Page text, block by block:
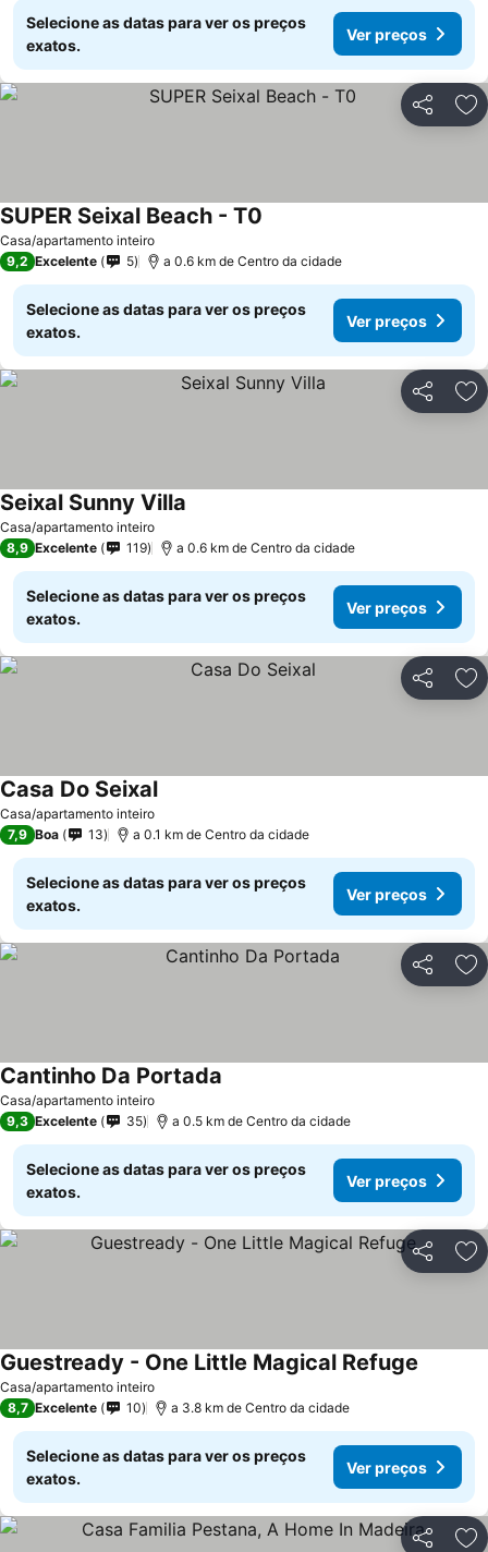
Selecione as datas para ver os preços
exatos.
Ver preços
Partilhar
Casa/apartamento inteiro
SUPER Seixal Beach - T0
9,2 Excelente 5 a 0.6 km de Centro da cidade
Selecione as datas para ver os preços
exatos.
Ver preços
Partilhar
Casa/apartamento inteiro
Seixal Sunny Villa
8,9 Excelente 119 a 0.6 km de Centro da cidade
Selecione as datas para ver os preços
exatos.
Ver preços
Partilhar
Casa/apartamento inteiro
Casa Do Seixal
7,9 Boa 13 a 0.1 km de Centro da cidade
Selecione as datas para ver os preços
exatos.
Ver preços
Partilhar
Casa/apartamento inteiro
Cantinho Da Portada
9,3 Excelente 35 a 0.5 km de Centro da cidade
Selecione as datas para ver os preços
exatos.
Ver preços
Partilhar
Casa/apartamento inteiro
Guestready - One Little Magical Refuge
8,7 Excelente 10 a 3.8 km de Centro da cidade
Selecione as datas para ver os preços
exatos.
Ver preços
Partilhar